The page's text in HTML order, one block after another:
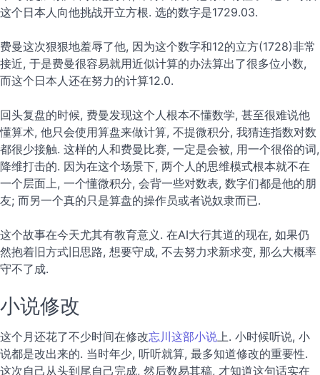
这个日本人向他挑战开立方根. 选的数字是1729.03.
费曼这次狠狠地羞辱了他, 因为这个数字和12的立方(1728)非常
接近, 于是费曼很容易就用近似计算的办法算出了很多位小数,
而这个日本人还在努力的计算12.0.
回头复盘的时候, 费曼发现这个人根本不懂数学, 甚至很难说他
懂算术, 他只会使用算盘来做计算, 不提微积分, 我猜连指数对数
都很少接触. 这样的人和费曼比赛, 一定是会被, 用一个很俗的词,
降维打击的. 因为在这个场景下, 两个人的思维模式根本就不在
一个层面上, 一个懂微积分, 会背一些对数表, 数字们都是他的朋
友; 而另一个真的只是算盘的操作员或者说奴隶而已.
这个故事在今天尤其有教育意义. 在AI大行其道的现在, 如果仍
然抱着旧方式旧思路, 想要守成, 不去努力求新求变, 那么大概率
守不了成.
小说修改
这个月还花了不少时间在修改忘川这部小说上. 小时候听说, 小
说都是改出来的. 当时年少, 听听就算, 最多知道修改的重要性.
这次自己从头到尾自己完成, 然后数易其稿, 才知道这句话实在